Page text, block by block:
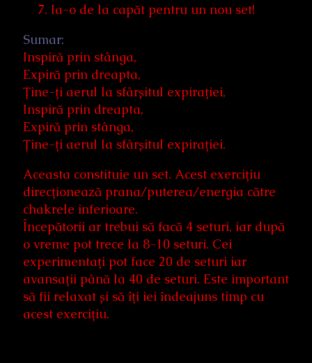
Ia-o de la capăt pentru un nou set!
Sumar:
Inspiră prin stânga,
Expiră prin dreapta,
Ține-ți aerul la sfârșitul expirației,
Inspiră prin dreapta,
Expiră prin stânga,
Ține-ți aerul la sfârșitul expirației.
Aceasta constituie un set. Acest exercițiu
direcționează prana/puterea/energia către
chakrele inferioare.
Începătorii ar trebui să facă 4 seturi, iar după
o vreme pot trece la 8-10 seturi. Cei
experimentați pot face 20 de seturi iar
avansații până la 40 de seturi. Este important
să fii relaxat și să îți iei îndeajuns timp cu
acest exercițiu.